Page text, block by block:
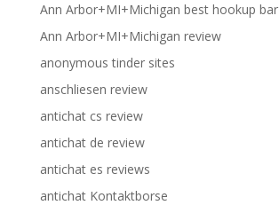
Ann Arbor+MI+Michigan best hookup bar
Ann Arbor+MI+Michigan review
anonymous tinder sites
anschliesen review
antichat cs review
antichat de review
antichat es reviews
antichat Kontaktborse